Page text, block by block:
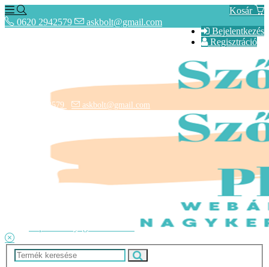
Kosár
Bejelentkezés
Regisztráció
0620 2942579 askbolt@gmail.com
0620 2942579 askbolt@gmail.com